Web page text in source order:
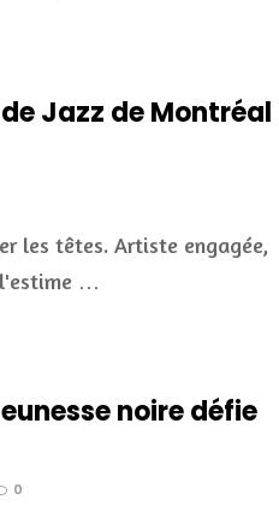
Jazz de Montréal
les têtes. Artiste engagée,
…
noire défie
0